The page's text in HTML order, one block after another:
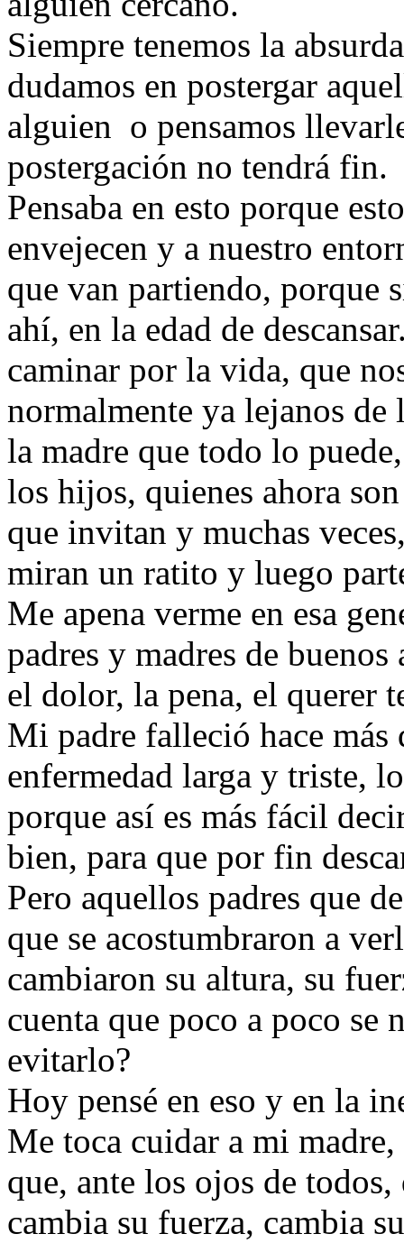
Siempre tenemos la
dudamos en postergar
alguien o pensamos
postergación no tendrá fin.
Pensaba en esto porque
envejecen y a nuestro
que van partiendo, porque
ahí, en la edad de
caminar por la vida, que
normalmente ya lejanos de
la madre que todo lo
los hijos, quienes ahora
que invitan y muchas
miran un ratito y luego
Me apena verme en esa
padres y madres de
el dolor, la pena, el querer
Mi padre falleció hace
enfermedad larga y triste,
porque así es más fácil
bien, para que por fin
Pero aquellos padres que
que se acostumbraron a
cambiaron su altura, su
cuenta que poco a poco se
evitarlo?
Hoy pensé en eso y en la
Me toca cuidar a mi
que, ante los ojos de
cambia su fuerza, cambia